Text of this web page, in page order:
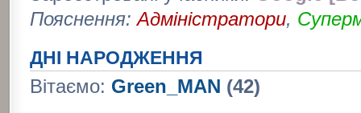
Пояснення:Адміністратори,
ДНІ НАРОДЖЕННЯ
Вітаємо: Green_MAN (42)